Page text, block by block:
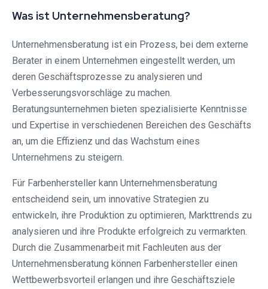
Was ist Unternehmensberatung?
Unternehmensberatung ist ein Prozess, bei dem externe
Berater in einem Unternehmen eingestellt werden, um
deren Geschäftsprozesse zu analysieren und
Verbesserungsvorschläge zu machen.
Beratungsunternehmen bieten spezialisierte Kenntnisse
und Expertise in verschiedenen Bereichen des Geschäfts
an, um die Effizienz und das Wachstum eines
Unternehmens zu steigern.
Für Farbenhersteller kann Unternehmensberatung
entscheidend sein, um innovative Strategien zu
entwickeln, ihre Produktion zu optimieren, Markttrends zu
analysieren und ihre Produkte erfolgreich zu vermarkten.
Durch die Zusammenarbeit mit Fachleuten aus der
Unternehmensberatung können Farbenhersteller einen
Wettbewerbsvorteil erlangen und ihre Geschäftsziele